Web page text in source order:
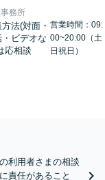
務所
法(対面・
・ビデオな
応相談
営業時間：09:
00~20:00（土
日祝日）
利用者さまの相談
責任があること